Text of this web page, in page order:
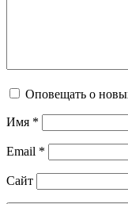
Оповещать о
Имя *
Email *
Сайт